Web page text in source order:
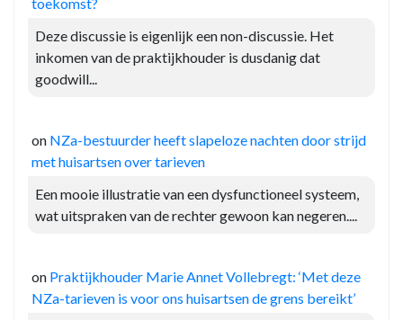
Deze discussie is eigenlijk een non-discussie. Het
inkomen van de praktijkhouder is dusdanig dat
goodwill...
on NZa-bestuurder heeft slapeloze nachten door strijd
met huisartsen over tarieven
Een mooie illustratie van een dysfunctioneel systeem,
wat uitspraken van de rechter gewoon kan negeren....
on Praktijkhouder Marie Annet Vollebregt: ‘Met deze
NZa-tarieven is voor ons huisartsen de grens bereikt’